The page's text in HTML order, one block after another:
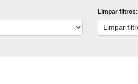
Limpar filtros: